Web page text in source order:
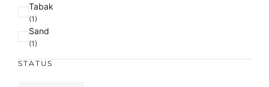
r
b
e
Tabak
(1)
Sand
(1)
STATUS